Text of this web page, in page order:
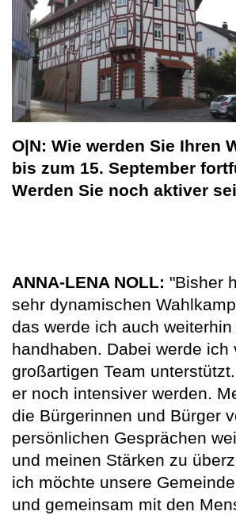
O|N: Wie werden Sie Ihren
bis zum 15. September
Werden Sie noch aktiver
ANNA-LENA NOLL: "Bisher
sehr dynamischen
das werde ich auch weiterhin
handhaben. Dabei werde ich
großartigen Team
er noch intensiver werden.
die Bürgerinnen und Bürger
persönlichen Gesprächen
und meinen Stärken zu
ich möchte unsere
und gemeinsam mit den